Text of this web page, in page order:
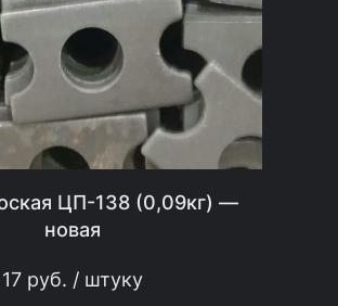
ЦП-138 (0,09кг) —
новая
17 руб. / штуку